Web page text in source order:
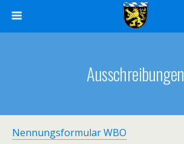
Ausschreibungen
Nennungsformular WBO